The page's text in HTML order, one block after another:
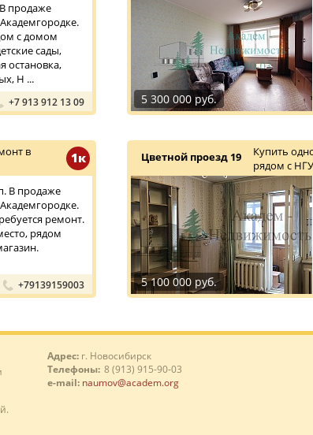
продаже
с домом
сады,
остановка,
Н ...
+7 913 912 13 09 5 300 000 руб.
1к
в
В продаже
ремонт.
рядом
+79139159003
Цветной проезд 19
Купить
рядом с НГУ
5 100 000 руб.
Адрес: г. Новосибирск
Телефоны: 8 (913) 915-90-03
e-mail: naumov@academ.org